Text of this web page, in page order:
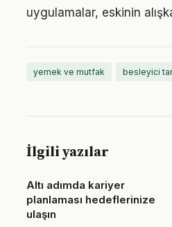
uygulamalar, eskinin
yemek ve mutfak besleyici
İlgili yazılar
Altı adımda kariyer
planlaması hedeflerinize
ulaşın